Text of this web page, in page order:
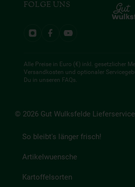
FOLGE UNS
Alle Preise in Euro (€) inkl. gesetzlicher
Versandkosten und optionaler
Du in unseren FAQs
© 2026 Gut Wulksfelde
So bleibt's länger frisch!
Artikelwuensche
Kartoffelsorten